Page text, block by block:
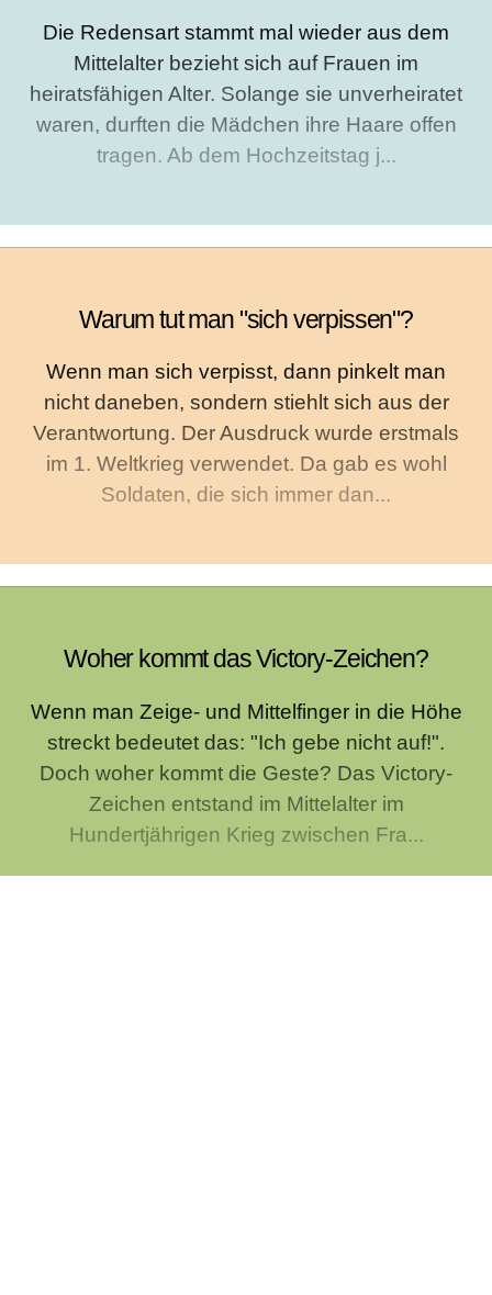
Die Redensart stammt mal wieder aus dem
Mittelalter bezieht sich auf Frauen im
heiratsfähigen Alter. Solange sie unverheiratet
waren, durften die Mädchen ihre Haare offen
tragen. Ab dem Hochzeitstag j...
Warum tut man "sich verpissen"?
Wenn man sich verpisst, dann pinkelt man
nicht daneben, sondern stiehlt sich aus der
Verantwortung. Der Ausdruck wurde erstmals
im 1. Weltkrieg verwendet. Da gab es wohl
Soldaten, die sich immer dan...
Woher kommt das Victory-Zeichen?
Wenn man Zeige- und Mittelfinger in die Höhe
streckt bedeutet das: "Ich gebe nicht auf!".
Doch woher kommt die Geste? Das Victory-
Zeichen entstand im Mittelalter im
Hundertjährigen Krieg zwischen Fra...